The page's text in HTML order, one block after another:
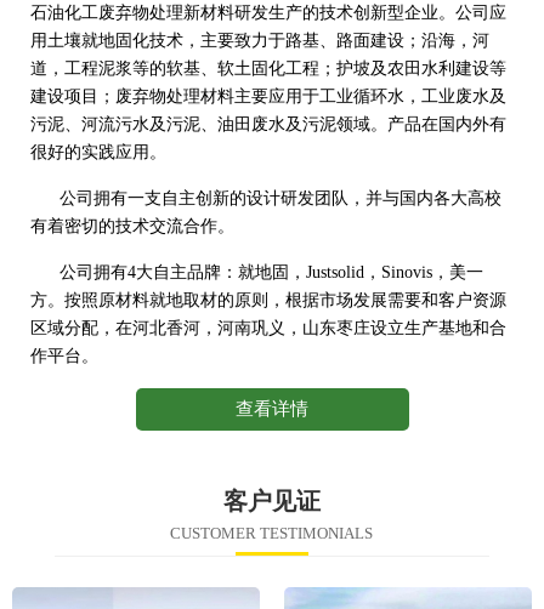
石油化工废弃物处理新材料研发生产的技术创新型企业。公司应
用土壤就地固化技术，主要致力于路基、路面建设；沿海，河
道，工程泥浆等的软基、软土固化工程；护坡及农田水利建设等
建设项目；废弃物处理材料主要应用于工业循环水，工业废水及
污泥、河流污水及污泥、油田废水及污泥领域。产品在国内外有
很好的实践应用。
公司拥有一支自主创新的设计研发团队，并与国内各大高校
有着密切的技术交流合作。
公司拥有4大自主品牌：就地固，Justsolid，Sinovis，美一
方。按照原材料就地取材的原则，根据市场发展需要和客户资源
区域分配，在河北香河，河南巩义，山东枣庄设立生产基地和合
作平台。
查看详情
客户见证
CUSTOMER TESTIMONIALS